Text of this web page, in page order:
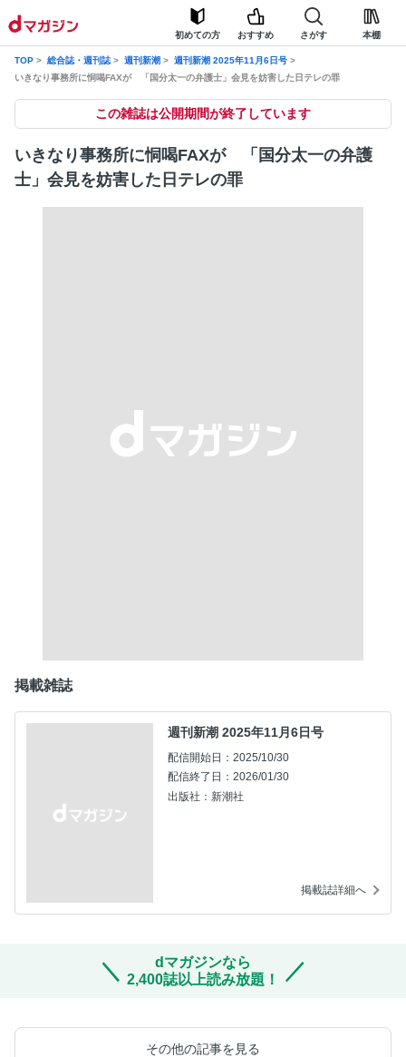
初めての方 おすすめ さがす 本棚
TOP 総合誌・週刊誌 週刊新潮
週刊新潮 2025年11月6日号
いきなり事務所に恫喝FAXが 「国分太一の弁護士」会見を妨害した日テレの罪
この雑誌は公開期間が終了しています
いきなり事務所に恫喝FAXが 「国分太一の弁護
士」会見を妨害した日テレの罪
掲載雑誌
週刊新潮 2025年11月6日号
配信開始日：2025/10/30
配信終了日：2026/01/30
出版社：新潮社
掲載誌詳細へ
dマガジンなら
2,400誌以上読み放題！
その他の記事を見る